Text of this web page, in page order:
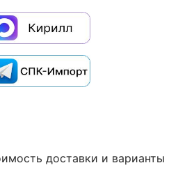
доставки и варианты